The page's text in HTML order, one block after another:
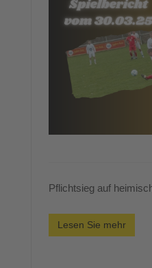
Pflichtsieg auf
Lesen Sie mehr